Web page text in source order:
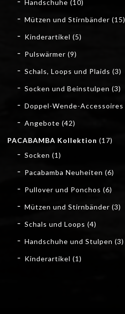
Handschuhe (10)
Mützen und Stirnbänder (15)
Kinderartikel (5)
Pulswärmer (9)
Schals, Loops und Plaids (3)
Socken und Beinstulpen (3)
Doppel-Wende-Accessoires
Angebote (42)
PACABAMBA Kollektion (17)
Socken (1)
Pacabamba Neuheiten (6)
Pullover und Ponchos (6)
Mützen und Stirnbänder (3)
Schals und Loops (4)
Handschuhe und Stulpen (3)
Kinderartikel (1)